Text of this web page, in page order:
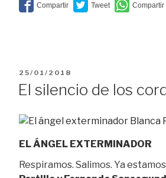
deshabitada”
PUBLICADO
25/01/2018
El silencio de los
EL ÁNGEL EXTERMINADOR
Respiramos. Salimos. Ya